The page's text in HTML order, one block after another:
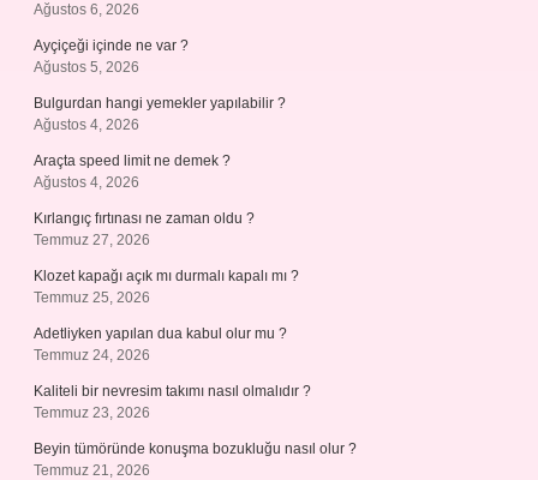
Ağustos 6, 2026
Ayçiçeği içinde ne var ?
Ağustos 5, 2026
Bulgurdan hangi yemekler yapılabilir ?
Ağustos 4, 2026
Araçta speed limit ne demek ?
Ağustos 4, 2026
Kırlangıç fırtınası ne zaman oldu ?
Temmuz 27, 2026
Klozet kapağı açık mı durmalı kapalı mı ?
Temmuz 25, 2026
Adetliyken yapılan dua kabul olur mu ?
Temmuz 24, 2026
Kaliteli bir nevresim takımı nasıl olmalıdır ?
Temmuz 23, 2026
Beyin tümöründe konuşma bozukluğu nasıl olur ?
Temmuz 21, 2026